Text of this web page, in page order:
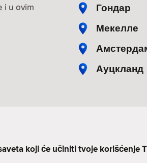
i u ovim
Гондар
Мекелле
Ауцкланд
koji će učiniti tvoje korišćenje